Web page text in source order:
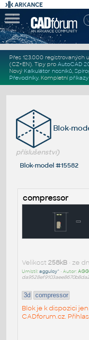
Přes 123.000 registrovaných
(CZ+EN). Tipy pro AutoCAD
Nový Kalkulátor nosníků,
Převodníky. Kompletní příkazy
Blok-
příslušenství)
Blok-model #15582
compressor
Velikost 258kB• ze
Umístil:agguloy^ • Autor:
3d compressor
Blok je k dispozici
CADforum.cz.